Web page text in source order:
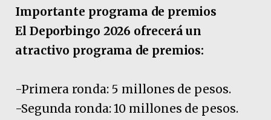
Importante programa de premios
El Deporbingo 2026 ofrecerá un
atractivo programa de premios:
-Primera ronda: 5 millones de pesos.
-Segunda ronda: 10 millones de pesos.